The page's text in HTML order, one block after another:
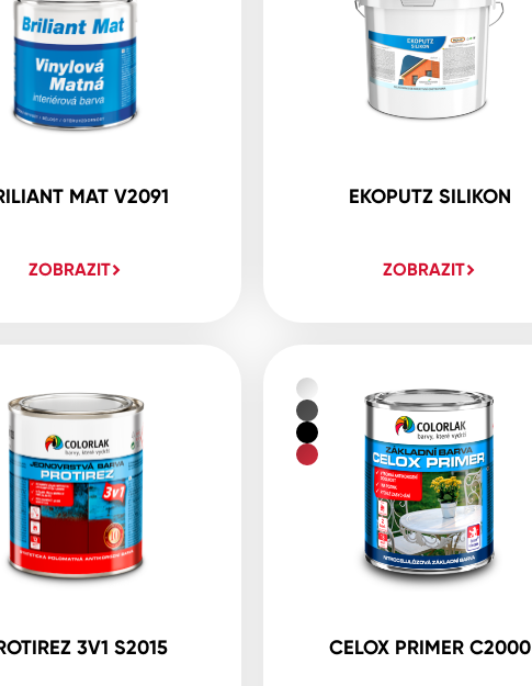
MAT V2091
ZOBRAZIT
EKOPUTZ SILIKON
ZOBRAZIT
3V1 S2015 CELOX PRIMER C2000